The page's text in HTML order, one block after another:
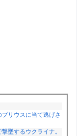
プリウスに当て逃げさ
墜するウクライナ。